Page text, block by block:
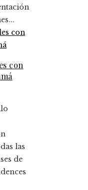
con
las
de